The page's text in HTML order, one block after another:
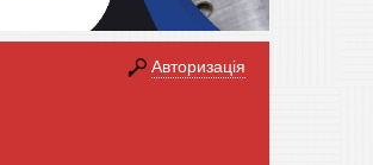
Авторизація